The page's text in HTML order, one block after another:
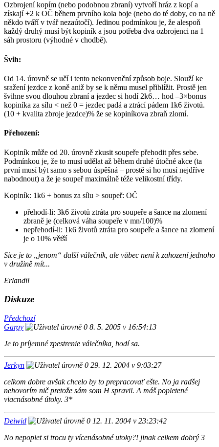
Ozbrojení kopím (nebo podobnou zbraní) vytvoří hráz z kopí a
získají +2 k OČ během prvního kola boje (nebo do té doby, co na ně
někdo tváří v tvář nezaútočí). Jedinou podmínkou je, že alespoň
každý druhý musí být kopiník a jsou potřeba dva ozbrojenci na 1
sáh prostoru (výhodné v chodbě).
Švih:
Od 14. úrovně se učí i tento nekonvenční způsob boje. Slouží ke
sražení jezdce z koně aniž by se k němu musel přiblížit. Prostě jen
švihne svou dlouhou zbraní a jezdec si hodí 2k6… hod –3×bonus
kopiníka za sílu < než 0 = jezdec padá a ztrácí pádem 1k6 životů.
(10 + kvalita zbroje jezdce)% že se kopiníkova zbraň zlomí.
Přehození:
Kopiník může od 20. úrovně zkusit soupeře přehodit přes sebe.
Podmínkou je, že to musí udělat až během druhé útočné akce (ta
první musí být samo s sebou úspěšná – prostě si ho musí nejdříve
nabodnout) a že je soupeř maximálně téže velikostní třídy.
Kopiník: 1k6 + bonus za sílu > soupeř: OČ
přehodí-li: 3k6 životů ztráta pro soupeře a šance na zlomení
zbraně je (celková váha soupeře v mn/100)%
nepřehodí-li: 1k6 životů ztráta pro soupeře a šance na zlomení
je o 10% větší
Sice je to „jenom“ další válečník, ale vůbec není k zahození jednoho
v družině mít...
Erlandil
Diskuze
Předchozí
Gargy
8. 5. 2005 v 16:54:13
Je to príjemné zpestrenie válečníka, hodí sa.
Jerkyn
29. 12. 2004 v 9:03:27
celkom dobre avšak chcelo by to prepracovať ešte. No ja radšej
nehovorím nič pretože sám som H spravil. A máš popletené
viacnásobné útoky. 3*
Deiwid
12. 11. 2004 v 23:23:42
No nepoplet si trocu ty vícenásobné utoky?! jinak celkem dobrý 3